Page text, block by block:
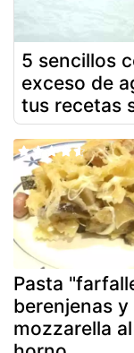
5 sencillos
exceso de
tus recetas
Pasta
berenjenas y
mozzarella al